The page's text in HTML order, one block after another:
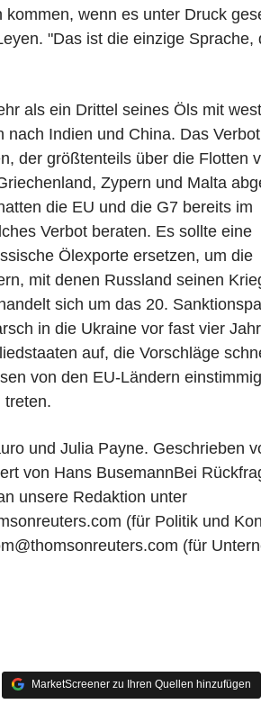
kommen, wenn es unter Druck
"Das ist die einzige Sprache,
als ein Drittel seines Öls mit
nach Indien und China. Das
der größtenteils über die Flotten
Zypern und Malta
die EU und die G7 bereits im
Verbot beraten. Es sollte eine
Ölexporte ersetzen, um die
mit denen Russland seinen
sich um das 20.
in die Ukraine vor fast vier
auf, die Vorschläge
von den EU-Ländern
treten.
und Julia Payne. Geschrieben
von Hans BusemannBei
unsere Redaktion unter
(für Politik und
(für
MarketScreener zu Ihren Quellen hinzufügen